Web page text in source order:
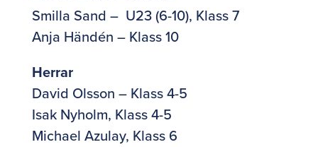
Smilla Sand – U23 (6-10), Klass 7
Anja Händén – Klass 10
Herrar
David Olsson – Klass 4-5
Isak Nyholm, Klass 4-5
Michael Azulay, Klass 6